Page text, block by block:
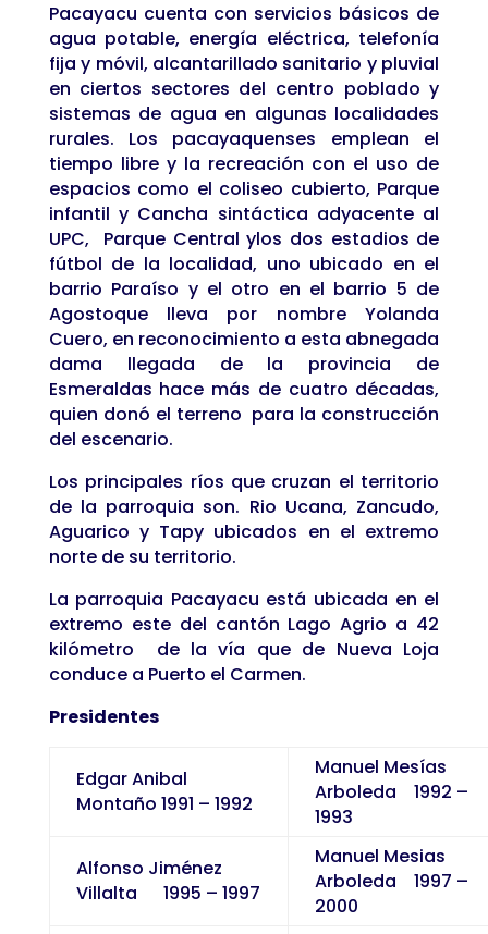
Pacayacu cuenta con servicios básicos de
agua potable, energía eléctrica, telefonía
fija y móvil, alcantarillado sanitario y pluvial
en ciertos sectores del centro poblado y
sistemas de agua en algunas localidades
rurales. Los pacayaquenses emplean el
tiempo libre y la recreación con el uso de
espacios como el coliseo cubierto, Parque
infantil y Cancha sintáctica adyacente al
UPC, Parque Central ylos dos estadios de
fútbol de la localidad, uno ubicado en el
barrio Paraíso y el otro en el barrio 5 de
Agostoque lleva por nombre Yolanda
Cuero, en reconocimiento a esta abnegada
dama llegada de la provincia de
Esmeraldas hace más de cuatro décadas,
quien donó el terreno para la construcción
del escenario.
Los principales ríos que cruzan el territorio
de la parroquia son. Rio Ucana, Zancudo,
Aguarico y Tapy ubicados en el extremo
norte de su territorio.
La parroquia Pacayacu está ubicada en el
extremo este del cantón Lago Agrio a 42
kilómetro de la vía que de Nueva Loja
conduce a Puerto el Carmen.
Presidentes
Edgar Anibal
Montaño 1991 – 1992
Manuel Mesías
Arboleda 1992 –
1993
Alfonso Jiménez
Villalta 1995 – 1997
Manuel Mesias
Arboleda 1997 –
2000